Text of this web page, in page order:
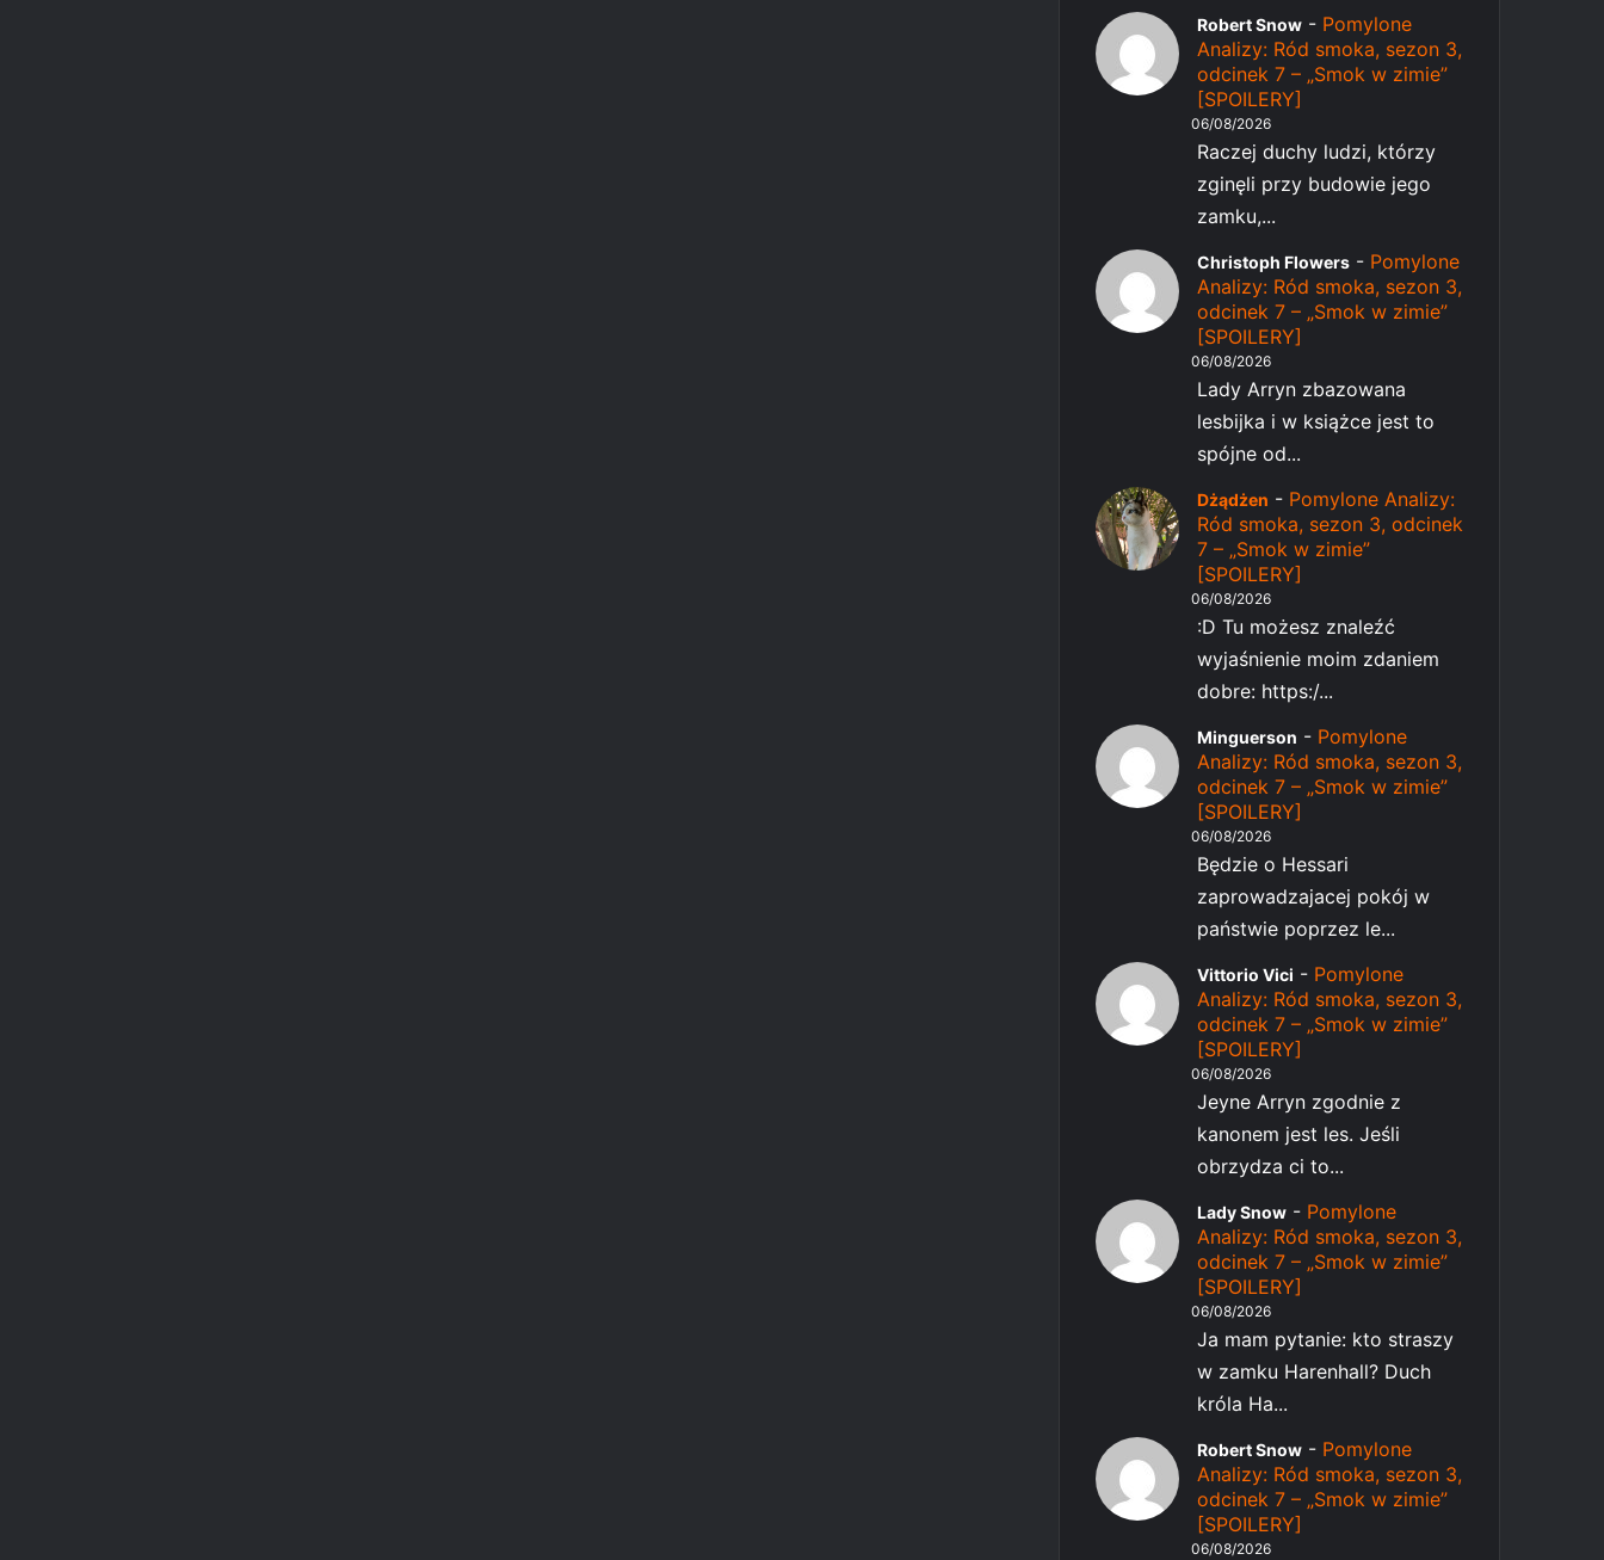
Robert Snow - Pomylone
Analizy: Ród smoka, sezon 3,
odcinek 7 – „Smok w zimie”
[SPOILERY]
06/08/2026
Raczej duchy ludzi, którzy
zginęli przy budowie jego
zamku,...
Christoph Flowers - Pomylone
Analizy: Ród smoka, sezon 3,
odcinek 7 – „Smok w zimie”
[SPOILERY]
06/08/2026
Lady Arryn zbazowana
lesbijka i w książce jest to
spójne od...
Dżądżen - Pomylone Analizy:
Ród smoka, sezon 3, odcinek
7 – „Smok w zimie”
[SPOILERY]
06/08/2026
:D Tu możesz znaleźć
wyjaśnienie moim zdaniem
dobre: https:/...
Minguerson - Pomylone
Analizy: Ród smoka, sezon 3,
odcinek 7 – „Smok w zimie”
[SPOILERY]
06/08/2026
Będzie o Hessari
zaprowadzajacej pokój w
państwie poprzez le...
Vittorio Vici - Pomylone
Analizy: Ród smoka, sezon 3,
odcinek 7 – „Smok w zimie”
[SPOILERY]
06/08/2026
Jeyne Arryn zgodnie z
kanonem jest les. Jeśli
obrzydza ci to...
Lady Snow - Pomylone
Analizy: Ród smoka, sezon 3,
odcinek 7 – „Smok w zimie”
[SPOILERY]
06/08/2026
Ja mam pytanie: kto straszy
w zamku Harenhall? Duch
króla Ha...
Robert Snow - Pomylone
Analizy: Ród smoka, sezon 3,
odcinek 7 – „Smok w zimie”
[SPOILERY]
06/08/2026